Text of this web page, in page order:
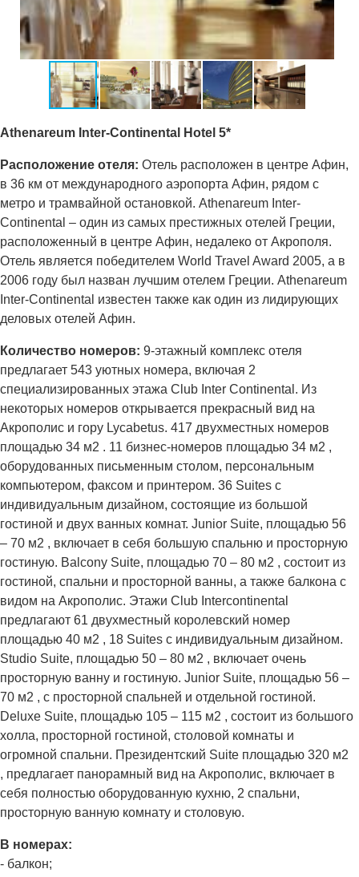
Athenareum Inter-Continental Hotel 5*
Расположение отеля: Отель расположен в центре Афин,
в 36 км от международного аэропорта Афин, рядом с
метро и трамвайной остановкой. Athenareum Inter-
Continental – один из самых престижных отелей Греции,
расположенный в центре Афин, недалеко от Акрополя.
Отель является победителем World Travel Award 2005, а в
2006 году был назван лучшим отелем Греции. Athenareum
Inter-Continental известен также как один из лидирующих
деловых отелей Афин.
Количество номеров: 9-этажный комплекс отеля
предлагает 543 уютных номера, включая 2
специализированных этажа Club Inter Continental. Из
некоторых номеров открывается прекрасный вид на
Акрополис и гору Lycabetus. 417 двухместных номеров
площадью 34 м2 . 11 бизнес-номеров площадью 34 м2 ,
оборудованных письменным столом, персональным
компьютером, факсом и принтером. 36 Suites с
индивидуальным дизайном, состоящие из большой
гостиной и двух ванных комнат. Junior Suite, площадью 56
– 70 м2 , включает в себя большую спальню и просторную
гостиную. Balcony Suite, площадью 70 – 80 м2 , состоит из
гостиной, спальни и просторной ванны, а также балкона с
видом на Акрополис. Этажи Club Intercontinental
предлагают 61 двухместный королевский номер
площадью 40 м2 , 18 Suites с индивидуальным дизайном.
Studio Suite, площадью 50 – 80 м2 , включает очень
просторную ванну и гостиную. Junior Suite, площадью 56 –
70 м2 , с просторной спальней и отдельной гостиной.
Deluxe Suite, площадью 105 – 115 м2 , состоит из большого
холла, просторной гостиной, столовой комнаты и
огромной спальни. Президентский Suite площадью 320 м2
, предлагает панорамный вид на Акрополис, включает в
себя полностью оборудованную кухню, 2 спальни,
просторную ванную комнату и столовую.
В номерах:
- балкон;